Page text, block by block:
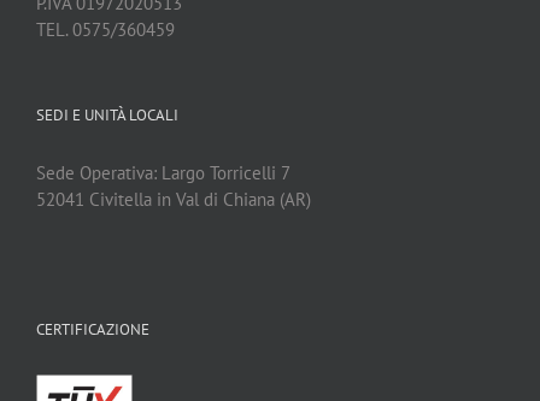
TEL. 0575/360459
SEDI E UNITÀ LOCALI
Sede Operativa: Largo Torricelli 7
52041 Civitella in Val di Chiana (AR)
CERTIFICAZIONE